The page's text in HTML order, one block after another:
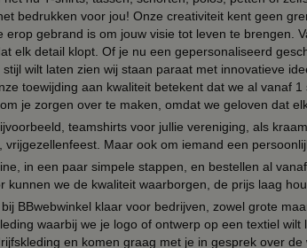
bedrukken voor jou! Onze creativiteit kent geen
erop gebrand is om jouw visie tot leven te brengen.
elk detail klopt. Of je nu een gepersonaliseerd
wilt laten zien wij staan paraat met innovatieve
toewijding aan kwaliteit betekent dat we al vanaf
je zorgen over te maken, omdat we geloven dat
teamshirts voor jullie vereniging, als
vrijgezellenfeest. Maar ook om iemand een
in een paar simpele stappen, en bestellen al
kunnen we de kwaliteit waarborgen, de prijs laag
BBwebwinkel klaar voor bedrijven, zowel grote
waarbij we je logo of ontwerp op een textiel
en komen graag met je in gesprek over de